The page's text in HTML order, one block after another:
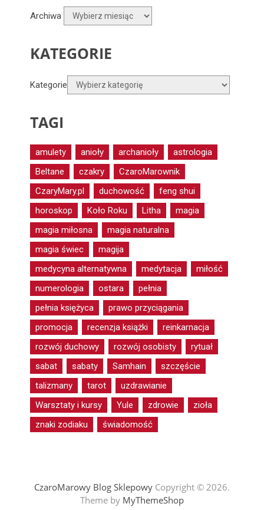
Archiwa
KATEGORIE
Kategorie
TAGI
amulety anioły archanioły
astrologia
Beltane
czakry
CzaroMarownik
CzaryMary.pl
duchowość
feng shui
horoskop
Koło Roku Litha
magia
magia miłosna
magia naturalna
magia świec
magija
medycyna alternatywna
medytacja
miłość
numerologia
ostara
pełnia
pełnia księżyca
prawo przyciągania
promocja
recenzja książki
reinkarnacja
rozwój duchowy
rozwój osobisty
rytuał
sabat
sabaty Samhain
szczęście
talizmany
tarot
uzdrawianie
Warsztaty i kursy
Yule zdrowie
zioła
znaki zodiaku
świadomość
CzaroMarowy Blog SklepowyCopyright © 2026.
Theme by MyThemeShop